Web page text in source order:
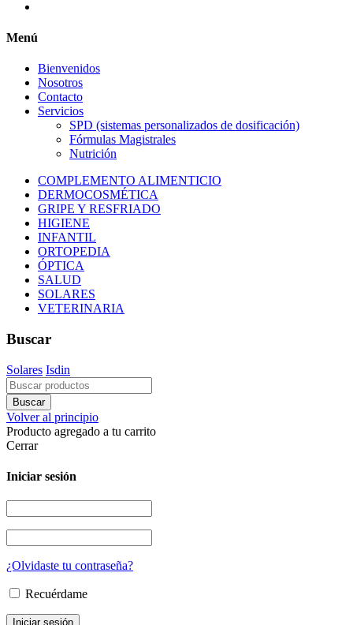
Menú
Bienvenidos
Nosotros
Contacto
Servicios
SPD (sistemas personalizados de dosificación)
Fórmulas Magistrales
Nutrición
COMPLEMENTO ALIMENTICIO
DERMOCOSMÉTICA
GRIPE Y RESFRIADO
HIGIENE
INFANTIL
ORTOPEDIA
ÓPTICA
SALUD
SOLARES
VETERINARIA
Buscar
Solares Isdin
Volver al principio
Producto agregado a tu carrito
Cerrar
Iniciar sesión
¿Olvidaste tu contraseña?
Recuérdame